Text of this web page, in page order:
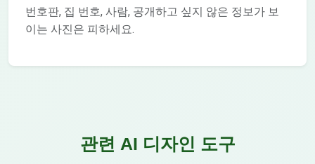
번호판, 집 번호, 사람, 공개하고 싶지 않은 정보가 보
이는 사진은 피하세요.
관련 AI 디자인 도구